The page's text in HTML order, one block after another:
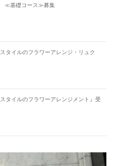
≪基礎コース≫募集
タイルのフラワーアレンジ・リュク
タイルのフラワーアレンジメント』受